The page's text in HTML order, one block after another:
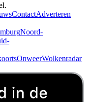
ContactAdverteren
Noord-
OnweerWolkenradar